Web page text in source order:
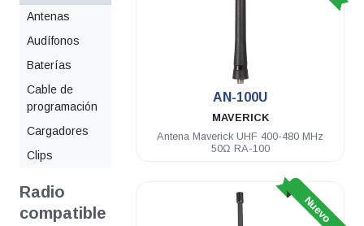
Antenas
Audífonos
Baterías
Cable de
programación
Cargadores
Clips
Radio
compatible
AN-100U
MAVERICK
Antena Maverick UHF 400-480 MHz
50Ω RA-100
Nuevo